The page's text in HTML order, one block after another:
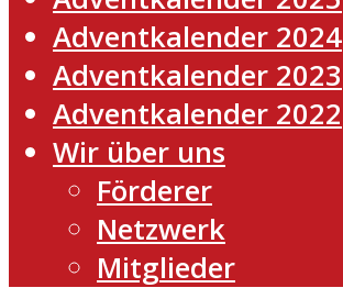
Adventkalender 2024
Adventkalender 2023
Adventkalender 2022
Wir über uns
Förderer
Netzwerk
Mitglieder